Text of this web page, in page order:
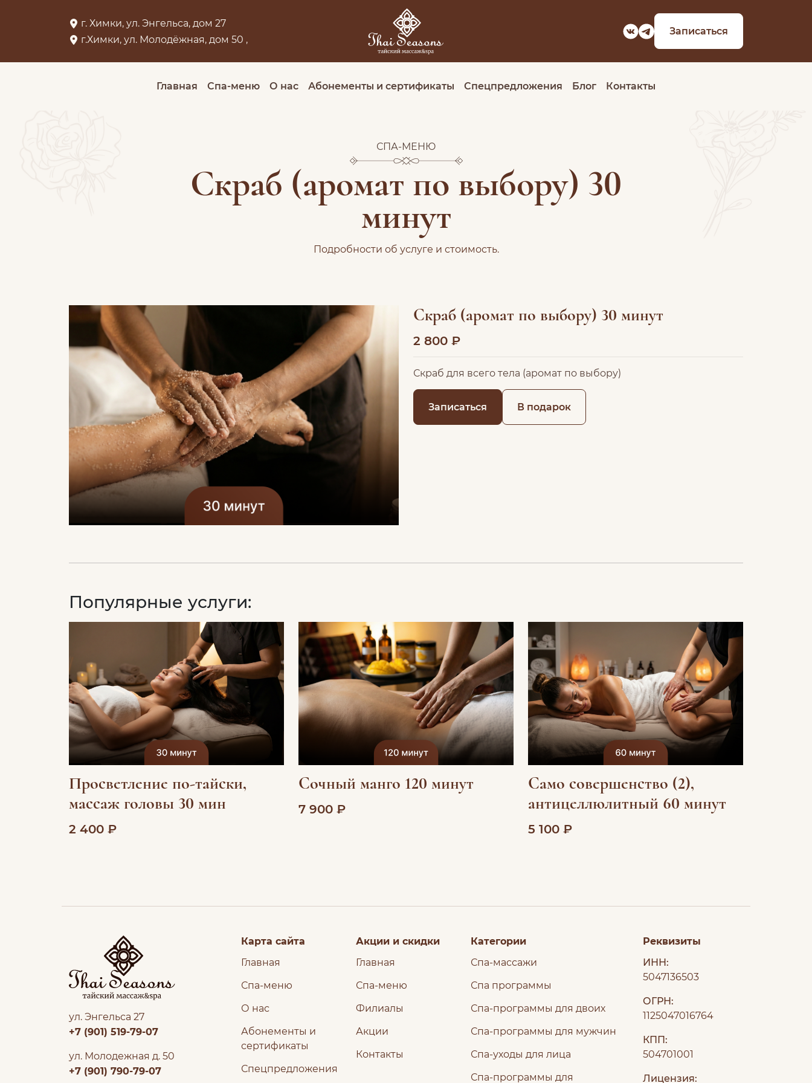
г. Химки, ул. Энгельса, дом 27
г.Химки, ул. Молодёжная, дом 50 ,
Записаться
Главная Спа-меню О нас Абонементы и сертификаты Спецпредложения Блог Контакты
СПА-МЕНЮ
Скраб (аромат по выбору) 30
минут
Подробности об услуге и стоимость.
Скраб (аромат по выбору) 30 минут
2 800 ₽
Скраб для всего тела (аромат по выбору)
Записаться В подарок
Популярные услуги:
Просветление по-тайски,
массаж головы 30 мин
2 400 ₽
Сочный манго 120 минут
7 900 ₽
Само совершенство (2),
антицеллюлитный 60 минут
5 100 ₽
ул. Энгельса 27
+7 (901) 519-79-07
ул. Молодежная д. 50
+7 (901) 790-79-07
Карта сайта
Главная
Спа-меню
О нас
Абонементы и
сертификаты
Спецпредложения
Акции и скидки
Главная
Спа-меню
Филиалы
Акции
Контакты
Категории
Спа-массажи
Спа программы
Спа-программы для двоих
Спа-программы для мужчин
Спа-уходы для лица
Спа-программы для
Реквизиты
ИНН:
5047136503
ОГРН:
1125047016764
КПП:
504701001
Лицензия: